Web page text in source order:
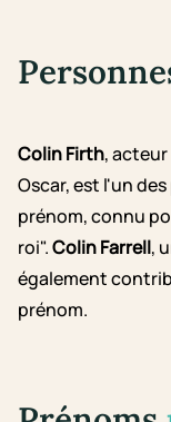
Colin Firth,
Oscar, est l'un
prénom, connu
roi".Colin Farrell,
également
prénom.